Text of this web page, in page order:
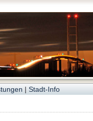
| Stadt-Info